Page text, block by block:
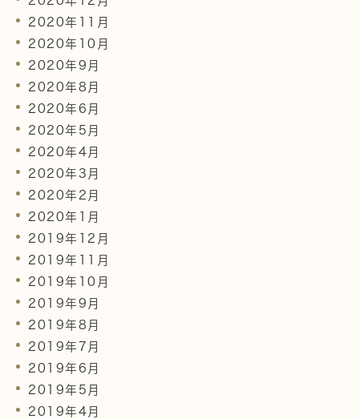
2020年11月
2020年10月
2020年9月
2020年8月
2020年6月
2020年5月
2020年4月
2020年3月
2020年2月
2020年1月
2019年12月
2019年11月
2019年10月
2019年9月
2019年8月
2019年7月
2019年6月
2019年5月
2019年4月